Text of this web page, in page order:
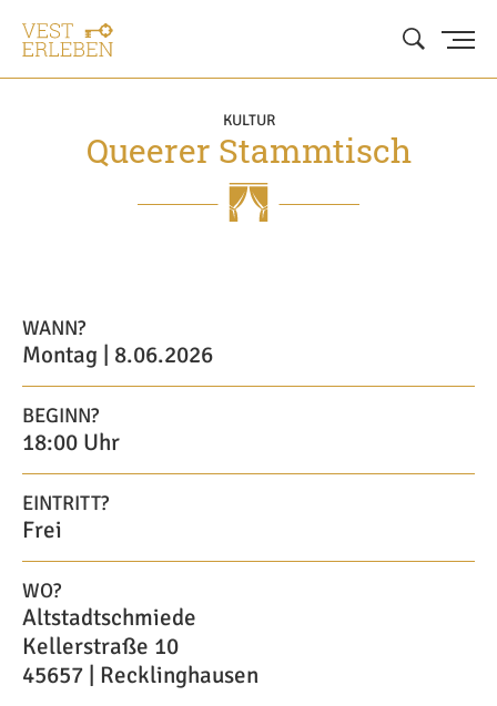
KULTUR
Queerer Stammtisch
WANN?
Montag | 8.06.2026
BEGINN?
18:00 Uhr
EINTRITT?
Frei
WO?
Altstadtschmiede
Kellerstraße 10
45657 | Recklinghausen